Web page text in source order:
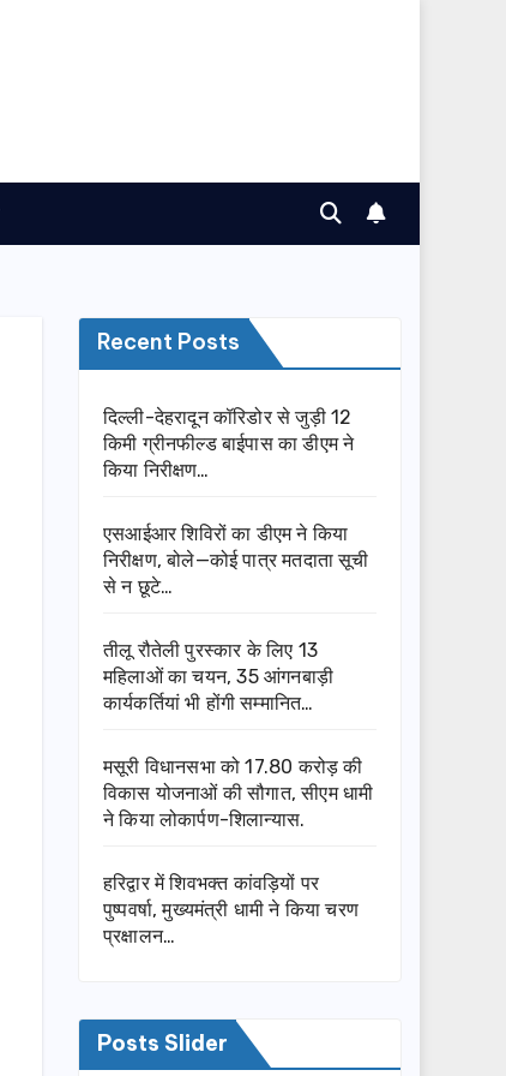
Recent Posts
दिल्ली-देहरादून कॉरिडोर से जुड़ी 12
किमी ग्रीनफील्ड बाईपास का डीएम ने
किया निरीक्षण…
एसआईआर शिविरों का डीएम ने किया
निरीक्षण, बोले—कोई पात्र मतदाता सूची
से न छूटे…
तीलू रौतेली पुरस्कार के लिए 13
महिलाओं का चयन, 35 आंगनबाड़ी
कार्यकर्तियां भी होंगी सम्मानित…
मसूरी विधानसभा को 17.80 करोड़ की
विकास योजनाओं की सौगात, सीएम धामी
ने किया लोकार्पण-शिलान्यास.
हरिद्वार में शिवभक्त कांवड़ियों पर
पुष्पवर्षा, मुख्यमंत्री धामी ने किया चरण
प्रक्षालन…
Posts Slider